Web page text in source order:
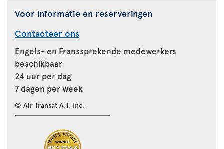
Voor informatie en reserveringen
Contacteer ons
Engels- en Franssprekende medewerkers
beschikbaar
24 uur per dag
7 dagen per week
© Air Transat A.T. Inc.